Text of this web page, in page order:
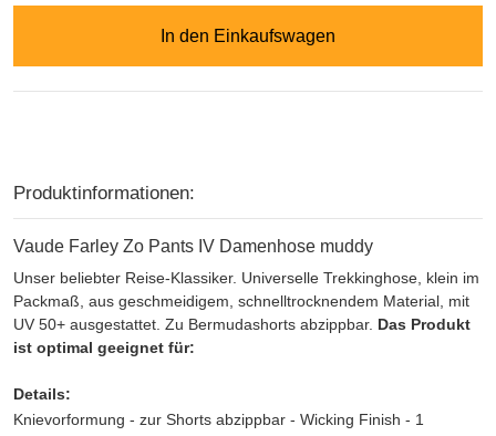
In den Einkaufswagen
Produktinformationen:
Vaude Farley Zo Pants IV Damenhose muddy
Unser beliebter Reise-Klassiker. Universelle Trekkinghose, klein im
Packmaß, aus geschmeidigem, schnelltrocknendem Material, mit
UV 50+ ausgestattet. Zu Bermudashorts abzippbar. Das Produkt
ist optimal geeignet für:
Details:
Knievorformung - zur Shorts abzippbar - Wicking Finish - 1